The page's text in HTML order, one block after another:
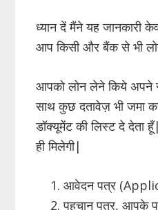
ध्यान दें मैंने यह जानकारी
आप किसी और बैंक से भी
आपको लोन लेने किये
साथ कुछ दतावेज़ भी जमा
डॉक्यूमेंट की लिस्ट दे देता
ही मिलेगी|
आवेदन पत्र
पहचान पत्र, आपके